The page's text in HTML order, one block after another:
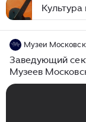
Культура
Заведующий
Музеев
стихотворение